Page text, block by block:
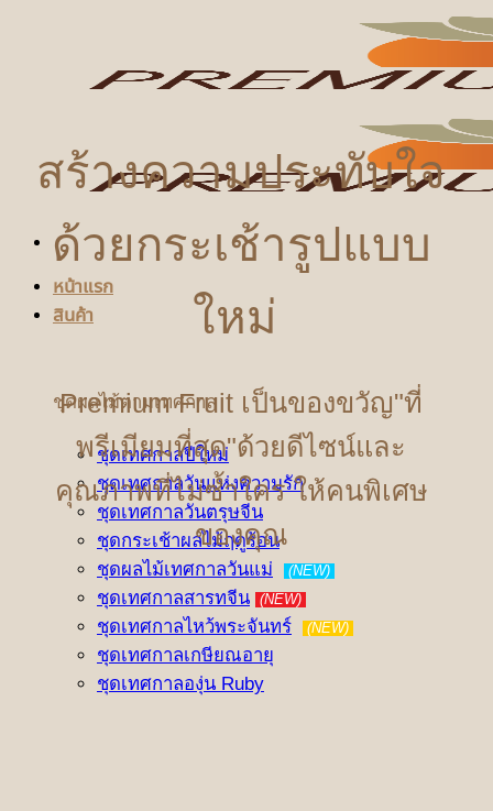
หน้าแรก
สินค้า
ชุดผลไม้ตามเทศกาล
ชุดเทศกาลปีใหม่
ชุดเทศกาลวันแห่งความรัก
ชุดเทศกาลวันตรุษจีน
ชุดกระเช้าผลไม้ฤดูร้อน
ชุดผลไม้เทศกาลวันแม่
(NEW)
ชุดเทศกาลสารทจีน (NEW)
ชุดเทศกาลไหว้พระจันทร์ (NEW)
ชุดเทศกาลเกษียณอายุ
ชุดเทศกาลองุ่น Ruby
สร้างความประทับใจ
ด้วยกระเช้ารูปแบบ
ใหม่
Premium Fruit เป็นของขวัญ"ที่
พรีเมียมที่สุด"ด้วยดีไซน์และ
คุณภาพที่ไม่ซ้ำใคร ให้คนพิเศษ
ของคุณ